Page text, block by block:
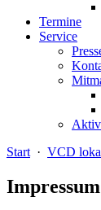
Termine
Service
Start · VCD
Impressum